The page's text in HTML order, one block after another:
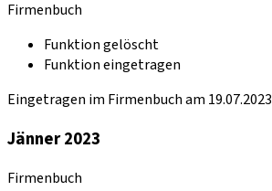
Firmenbuch
Funktion gelöscht
Funktion eingetragen
Eingetragen im Firmenbuch am 19.07.2023
Jänner 2023
Firmenbuch